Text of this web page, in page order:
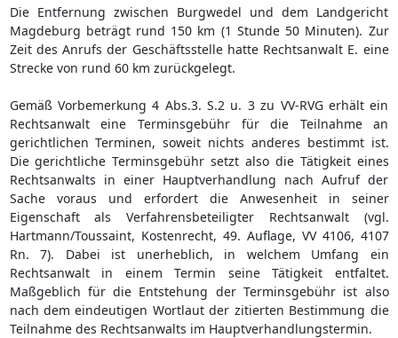
Die Entfernung zwischen Burgwedel und dem Landgericht
Magdeburg beträgt rund 150 km (1 Stunde 50 Minuten). Zur
Zeit des Anrufs der Geschäftsstelle hatte Rechtsanwalt E. eine
Strecke von rund 60 km zurückgelegt.
Gemäß Vorbemerkung 4 Abs.3. S.2 u. 3 zu VV-RVG erhält ein
Rechtsanwalt eine Terminsgebühr für die Teilnahme an
gerichtlichen Terminen, soweit nichts anderes bestimmt ist.
Die gerichtliche Terminsgebühr setzt also die Tätigkeit eines
Rechtsanwalts in einer Hauptverhandlung nach Aufruf der
Sache voraus und erfordert die Anwesenheit in seiner
Eigenschaft als Verfahrensbeteiligter Rechtsanwalt (vgl.
Hartmann/Toussaint, Kostenrecht, 49. Auflage, VV 4106, 4107
Rn. 7). Dabei ist unerheblich, in welchem Umfang ein
Rechtsanwalt in einem Termin seine Tätigkeit entfaltet.
Maßgeblich für die Entstehung der Terminsgebühr ist also
nach dem eindeutigen Wortlaut der zitierten Bestimmung die
Teilnahme des Rechtsanwalts im Hauptverhandlungstermin.